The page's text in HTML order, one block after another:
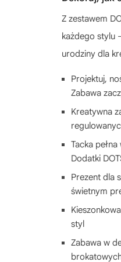
Z zestawem
każdego stylu
urodziny dla
Projektuj,
Zabawa
Kreatywna
Tacka
Dodatki
Prezent dla
świetnym
styl
Zabawa w